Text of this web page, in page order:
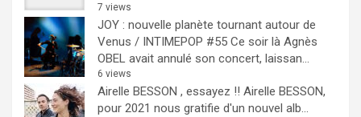
7 views
JOY : nouvelle planète tournant autour de
Venus / INTIMEPOP #55 Ce soir là Agnès
OBEL avait annulé son concert, laissan...
6 views
Airelle BESSON , essayez !! Airelle BESSON,
pour 2021 nous gratifie d'un nouvel alb...